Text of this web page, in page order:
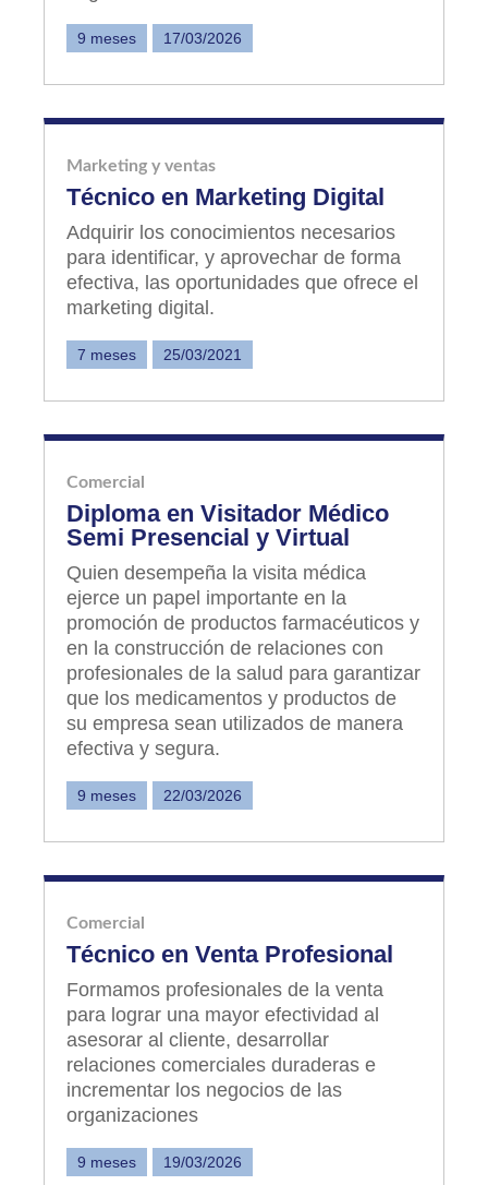
9 meses 17/03/2026
Marketing y ventas
Técnico en Marketing Digital
Adquirir los conocimientos necesarios
para identificar, y aprovechar de forma
efectiva, las oportunidades que ofrece el
marketing digital.
7 meses 25/03/2021
Comercial
Diploma en Visitador Médico
Semi Presencial y Virtual
Quien desempeña la visita médica
ejerce un papel importante en la
promoción de productos farmacéuticos y
en la construcción de relaciones con
profesionales de la salud para garantizar
que los medicamentos y productos de
su empresa sean utilizados de manera
efectiva y segura.
9 meses 22/03/2026
Comercial
Técnico en Venta Profesional
Formamos profesionales de la venta
para lograr una mayor efectividad al
asesorar al cliente, desarrollar
relaciones comerciales duraderas e
incrementar los negocios de las
organizaciones
9 meses 19/03/2026